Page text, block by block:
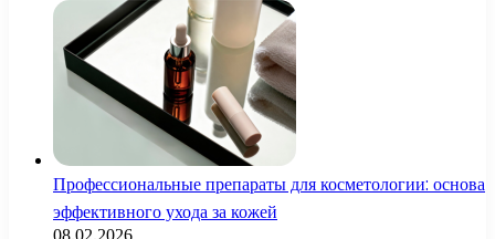
Профессиональные препараты для косметологии: основа
эффективного ухода за кожей
08.02.2026